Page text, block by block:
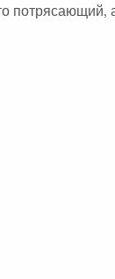
потрясающий,